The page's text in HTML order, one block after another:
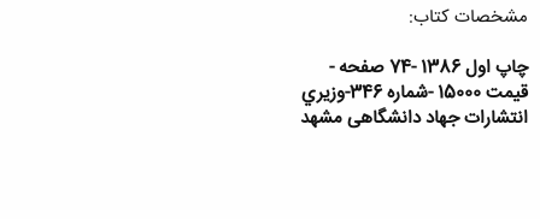
مشخصات کتاب:
چاپ اول 1386 -74 صفحه -
قيمت 15000 -شماره 346-وزيري
انتشارات جهاد دانشگاهی مشهد